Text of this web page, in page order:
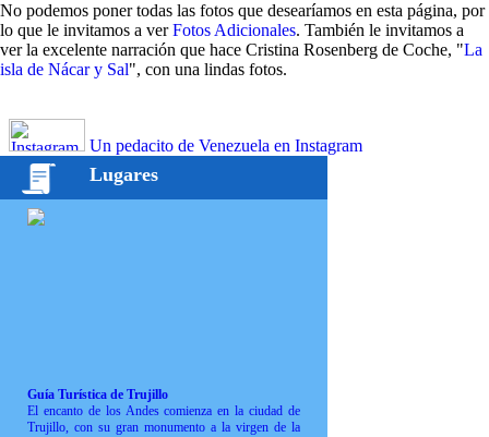
No podemos poner todas las fotos que desearíamos en esta página, por
lo que le invitamos a verFotos Adicionales. También le invitamos a
ver la excelente narración que hace Cristina Rosenberg de Coche, "La
isla de Nácar y Sal", con una lindas fotos.
Un pedacito de Venezuela en Instagram
Lugares
Guía Turística de Trujillo
El encanto de los Andes comienza en la ciudad de
Trujillo, con su gran monumento a la virgen de la